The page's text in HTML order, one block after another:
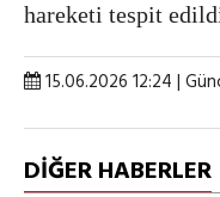
hareketi tespit
15.06.2026 12:24 |
DİĞER HABERLER